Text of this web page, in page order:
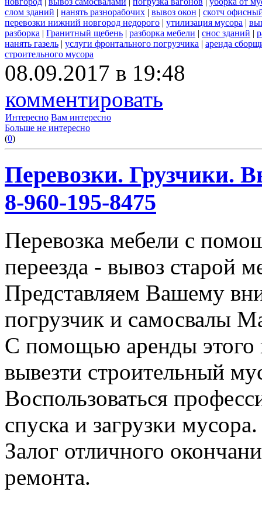
слом зданий | нанять разнорабочих | вывоз окон | скотч
перевозки нижний новгород недорого | утилизация мусора |
разборка | Гранитный щебень | разборка мебели | снос зданий |
нанять газель | услуги фронтального погрузчика | аренда
строительного мусора
08.09.2017 в 19:48
комментировать
Интересно Вам интересно
Больше не интересно
(0)
Перевозки. Грузчики.
8-960-195-8475
Перевозка мебели с
переезда - вывоз старой
Представляем Вашему
погрузчик и самосвалы
С помощью аренды этого
вывезти строительный
Воспользоваться
спуска и загрузки мусора.
Залог отличного
ремонта.